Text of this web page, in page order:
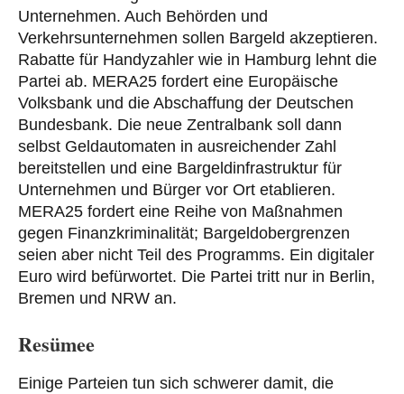
Unternehmen. Auch Behörden und
Verkehrsunternehmen sollen Bargeld akzeptieren.
Rabatte für Handyzahler wie in Hamburg lehnt die
Partei ab. MERA25 fordert eine Europäische
Volksbank und die Abschaffung der Deutschen
Bundesbank. Die neue Zentralbank soll dann
selbst Geldautomaten in ausreichender Zahl
bereitstellen und eine Bargeldinfrastruktur für
Unternehmen und Bürger vor Ort etablieren.
MERA25 fordert eine Reihe von Maßnahmen
gegen Finanzkriminalität; Bargeldobergrenzen
seien aber nicht Teil des Programms. Ein digitaler
Euro wird befürwortet. Die Partei tritt nur in Berlin,
Bremen und NRW an.
Resümee
Einige Parteien tun sich schwerer damit, die